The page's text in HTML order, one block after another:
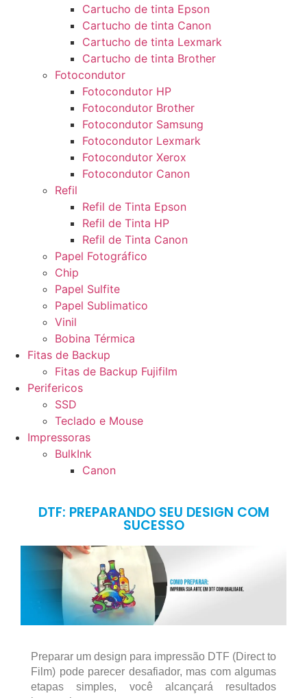
Cartucho de tinta Epson
Cartucho de tinta Canon
Cartucho de tinta Lexmark
Cartucho de tinta Brother
Fotocondutor
Fotocondutor HP
Fotocondutor Brother
Fotocondutor Samsung
Fotocondutor Lexmark
Fotocondutor Xerox
Fotocondutor Canon
Refil
Refil de Tinta Epson
Refil de Tinta HP
Refil de Tinta Canon
Papel Fotográfico
Chip
Papel Sulfite
Papel Sublimatico
Vinil
Bobina Térmica
Fitas de Backup
Fitas de Backup Fujifilm
Perifericos
SSD
Teclado e Mouse
Impressoras
BulkInk
Canon
DTF: PREPARANDO SEU DESIGN COM
SUCESSO
Preparar um design para impressão DTF (Direct to
Film) pode parecer desafiador, mas com algumas
etapas simples, você alcançará resultados